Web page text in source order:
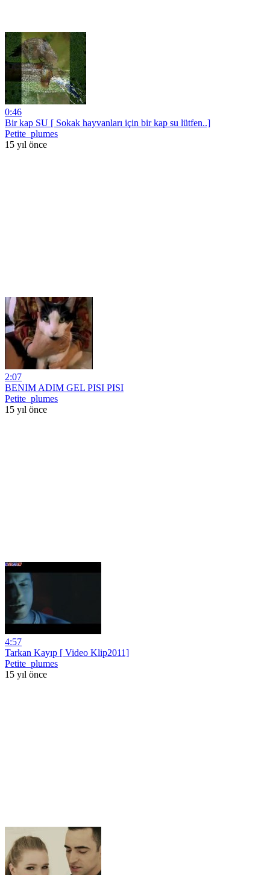
0:46
Bir kap SU [ Sokak hayvanları için bir kap su lütfen..]
Petite_plumes
15 yıl önce
2:07
BENIM ADIM GEL PISI PISI
Petite_plumes
15 yıl önce
4:57
Tarkan Kayıp [ Video Klip2011]
Petite_plumes
15 yıl önce